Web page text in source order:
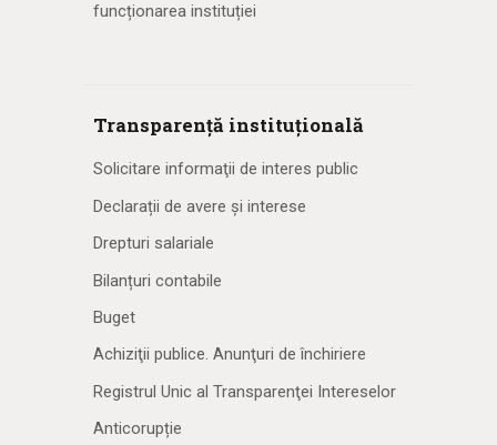
funcționarea instituției
Transparență instituțională
Solicitare informaţii de interes public
Declarații de avere și interese
Drepturi salariale
Bilanțuri contabile
Buget
Achiziţii publice. Anunţuri de închiriere
Registrul Unic al Transparenţei Intereselor
Anticorupție